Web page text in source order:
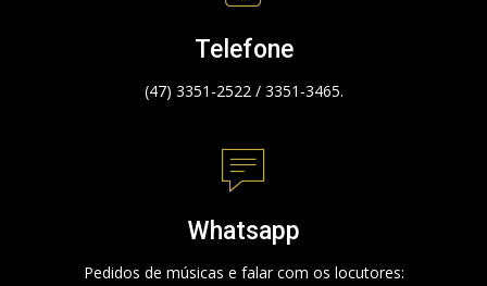
Telefone
(47) 3351-2522 / 3351-3465.
Whatsapp
Pedidos de músicas e falar com os locutores: